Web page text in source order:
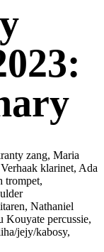
zang, Maria
klarinet, Ada
trompet,
Nathaniel
Kouyate percussie,
jejy/kabosy,